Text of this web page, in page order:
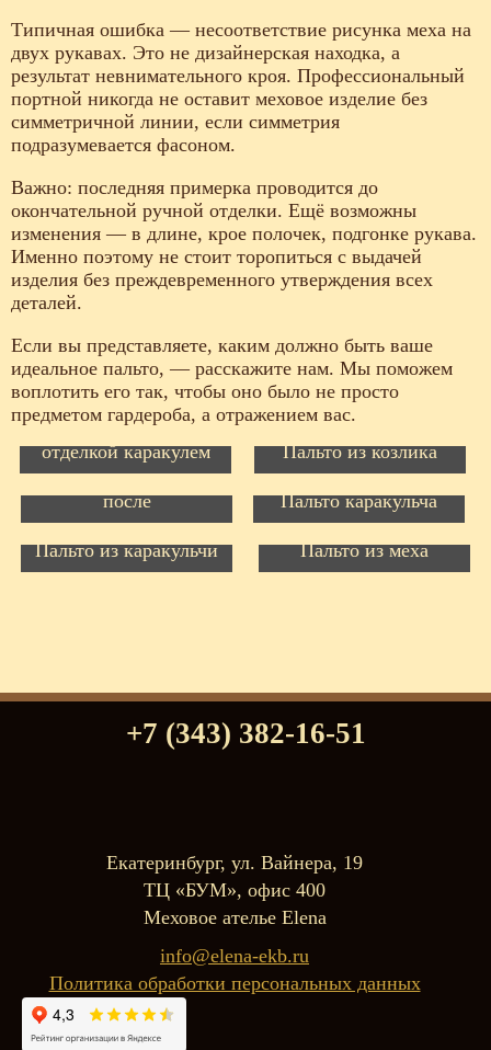
Типичная ошибка — несоответствие рисунка меха на
двух рукавах. Это не дизайнерская находка, а
результат невнимательного кроя. Профессиональный
портной никогда не оставит меховое изделие без
симметричной линии, если симметрия
подразумевается фасоном.
Важно: последняя примерка проводится до
окончательной ручной отделки. Ещё возможны
изменения — в длине, крое полочек, подгонке рукава.
Именно поэтому не стоит торопиться с выдачей
изделия без преждевременного утверждения всех
деталей.
Если вы представляете, каким должно быть ваше
идеальное пальто, — расскажите нам. Мы поможем
воплотить его так, чтобы оно было не просто
предметом гардероба, а отражением вас.
Пальто зимнее с
отделкой каракулем
Пальто из козлика
Пальто из свакары до/
после
Пошив из нового меха/
Пальто каракульча
Пальто из каракульчи Пальто из меха
+7 (343) 382-16-51
Екатеринбург, ул. Вайнера, 19
ТЦ «БУМ», офис 400
Меховое ателье Elena
info@elena-ekb.ru
Политика обработки персональных данных